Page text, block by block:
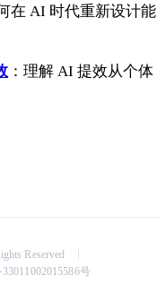
在 AI 时代重新设计能
：理解 AI 提效从个体
Reserved
号